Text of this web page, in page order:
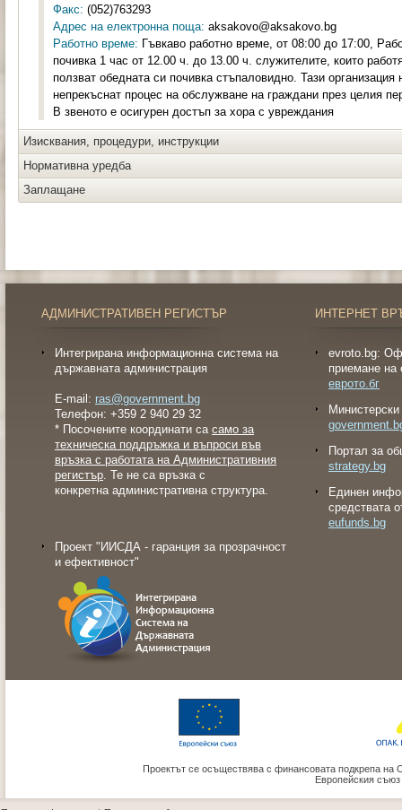
Факс: (052)763293
Адрес на електронна поща: aksakovo@aksakovo.bg
Работно време: Гъвкаво работно време, от 08:00 до 17:00,
почивка 1 час от 12.00 ч. до 13.00 ч. служителите, които
ползват обедната си почивка стъпаловидно. Тази организация
непрекъснат процес на обслужване на граждани през целия
В звеното е осигурен достъп за хора с увреждания
Изисквания, процедури, инструкции
Нормативна уредба
Заплащане
АДМИНИСТРАТИВЕН РЕГИСТЪР
Интегрирана информационна система на
държавната администрация
E-mail: ras@government.bg
Телефон: +359 2 940 29 32
* Посочените координати са само за
техническа поддръжка и въпроси във
връзка с работата на Административния
регистър. Те не са връзка с
конкретна административна структура.
Проект "ИИСДА - гаранция за прозрачност
и ефективност"
ИНТЕРНЕТ
evroto.bg:
приемане на
еврото.бг
Портал за
strategy.bg
Eдинен
средствата
eufunds.bg
Проектът се осъществява с финансовата подкрепа на
Европейския